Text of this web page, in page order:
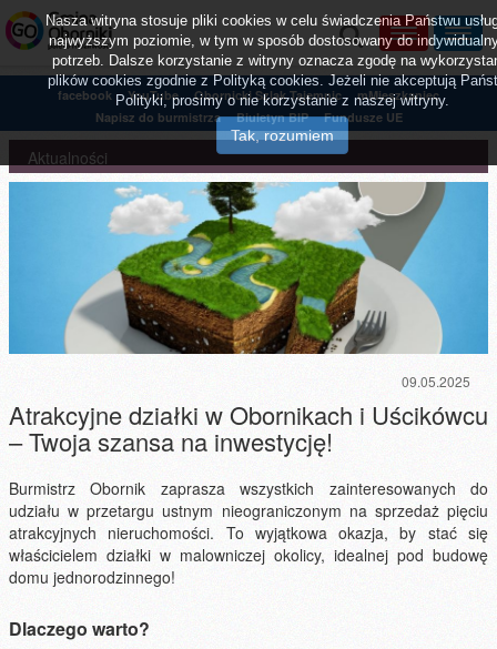
facebook YouTube Obornicki Szlak Tajemnic
mMieszkaniec
Napisz do burmistrza
Biuletyn BIP Fundusze UE
Aktualności
09.05.2025
Atrakcyjne działki w Obornikach i Uścikówcu
– Twoja szansa na inwestycję!
Burmistrz Obornik zaprasza wszystkich zainteresowanych do
udziału w przetargu ustnym nieograniczonym na sprzedaż pięciu
atrakcyjnych nieruchomości. To wyjątkowa okazja, by stać się
właścicielem działki w malowniczej okolicy, idealnej pod budowę
domu jednorodzinnego!
Dlaczego warto?
Nasza witryna stosuje pliki cookies w celu świadczenia Państwu
najwyższym poziomie, w tym w sposób dostosowany do
potrzeb. Dalsze korzystanie z witryny oznacza zgodę na
plików cookies zgodnie z Polityką cookies. Jeżeli nie akceptują
Polityki, prosimy o nie korzystanie z naszej witryny.